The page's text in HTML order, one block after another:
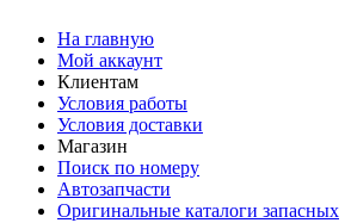
На главную
Мой аккаунт
Клиентам
Условия работы
Условия доставки
Магазин
Поиск по номеру
Автозапчасти
Оригинальные каталоги запасных